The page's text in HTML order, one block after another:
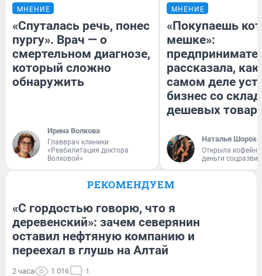
МНЕНИЕ
«Спуталась речь, понес
пургу». Врач — о
смертельном диагнозе,
который сложно
обнаружить
Ирина Волкова
Главврач клиники
«Реабилитация доктора
Волковой»
МНЕНИЕ
«Покупаешь
мешке»:
рассказала, как
самом деле
бизнес со
дешевых
Наталья
Открыла
деньги
РЕКОМЕНДУЕМ
«С гордостью говорю, что я
деревенский»: зачем северянин
оставил нефтяную компанию и
переехал в глушь на Алтай
2 часа 1 016 1